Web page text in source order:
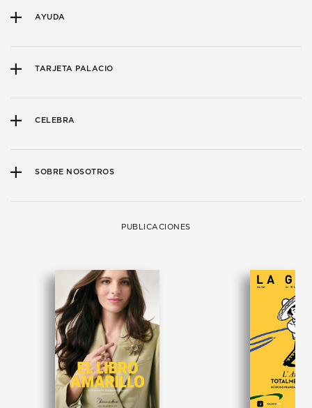
AYUDA
TARJETA PALACIO
CELEBRA
SOBRE NOSOTROS
PUBLICACIONES